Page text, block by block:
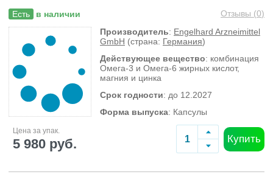
Есть в наличии Отзывы (0)
Производитель: Engelhard Arzneimittel
GmbH (страна: Германия)
Действующее вещество: комбинация
Омега-3 и Омега-6 жирных кислот,
магния и цинка
Срок годности: до 12.2027
Форма выпуска: Капсулы
Цена за упак.
5 980 руб. Купить